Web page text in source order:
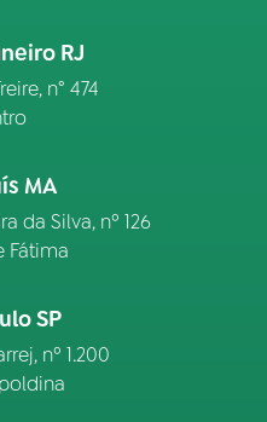
RJ
n° 474
MA
da Silva, nº 126
Fátima
SP
nº 1.200